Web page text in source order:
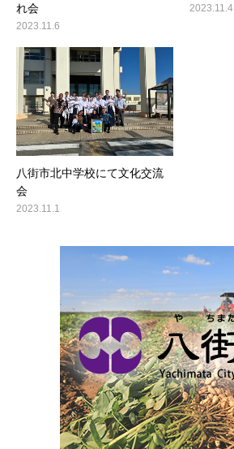
れ会
2023.11.6
2023.11.4
八街市北中学校にて文化交流
会
2023.11.1